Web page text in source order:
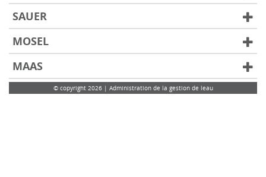
SAUER
MOSEL
MAAS
© copyright 2026 | Administration de la gestion de leau